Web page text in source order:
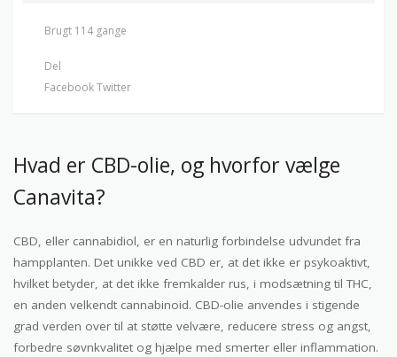
Brugt 114 gange
Del
FacebookTwitter
Hvad er CBD-olie, og hvorfor vælge
Canavita?
CBD, eller cannabidiol, er en naturlig forbindelse udvundet fra
hampplanten. Det unikke ved CBD er, at det ikke er psykoaktivt,
hvilket betyder, at det ikke fremkalder rus, i modsætning til THC,
en anden velkendt cannabinoid. CBD-olie anvendes i stigende
grad verden over til at støtte velvære, reducere stress og angst,
forbedre søvnkvalitet og hjælpe med smerter eller inflammation.